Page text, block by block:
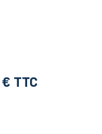
€ TTC